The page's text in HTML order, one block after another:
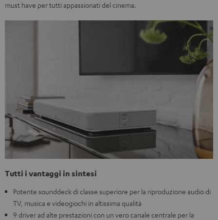
must have per tutti appassionati del cinema.
Tutti i vantaggi in sintesi
Potente sounddeck di classe superiore per la riproduzione audio di
TV, musica e videogiochi in altissima qualità
9 driver ad alte prestazioni con un vero canale centrale per la